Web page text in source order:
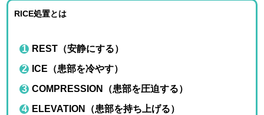
RICE処置とは
REST（安静にする）
ICE（患部を冷やす）
COMPRESSION（患部を圧迫する）
ELEVATION（患部を持ち上げる）